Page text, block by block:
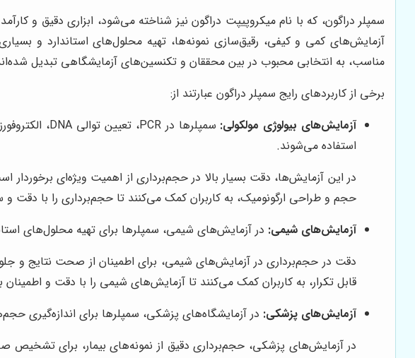
سمپلر دراگون، که با نام میکروپیپت دراگون نیز شناخته می‌شود، ابزاری دقیق و
آزمایش‌های کمی و کیفی، رقیق‌سازی نمونه‌ها، تهیه محلول‌های استاندارد و
مناسب، به انتخابی محبوب در بین محققان و تکنسین‌های آزمایشگاهی تبدیل
برخی از کاربردهای رایج سمپلر دراگون عبارتند از:
آزمایش‌های بیولوژی مولکولی:
استفاده می‌شوند.
در این آزمایش‌ها، دقت بسیار بالا در حجم‌برداری از اهمیت ویژه‌ای برخوردار
حجم و طراحی ارگونومیک، به کاربران کمک می‌کنند تا حجم‌برداری را با دقت و
آزمایش‌های شیمی: در آزمایش‌های شیمی، سمپلرها برای تهیه محلول‌های
دقت در حجم‌برداری در آزمایش‌های شیمی، برای اطمینان از صحت نتایج و
قابل تکرار، به کاربران کمک می‌کنند تا آزمایش‌های شیمی را با دقت و
آزمایش‌های پزشکی: در آزمایشگاه‌های پزشکی، سمپلرها برای اندازه‌گیری
در آزمایش‌های پزشکی، حجم‌برداری دقیق از نمونه‌های بیمار، برای تشخیص